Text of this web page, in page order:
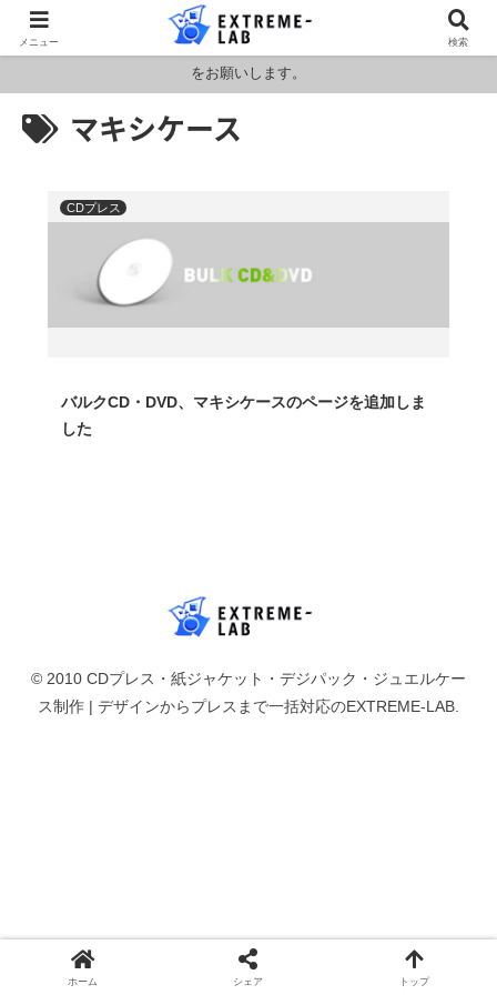
ロシア・ウクライナおよびアメリカ・イランの情勢により燃料および原料
価格が高騰しております。HPの金額と料金が異なりますのでお見積もり
をお願いします。
マキシケース
CDプレス
バルクCD・DVD、マキシケースのページを追加しま
した
© 2010 CDプレス・紙ジャケット・デジパック・ジュエルケー
ス制作 | デザインからプレスまで一括対応のEXTREME-LAB.
メニュー 検索
ホーム シェア トップ